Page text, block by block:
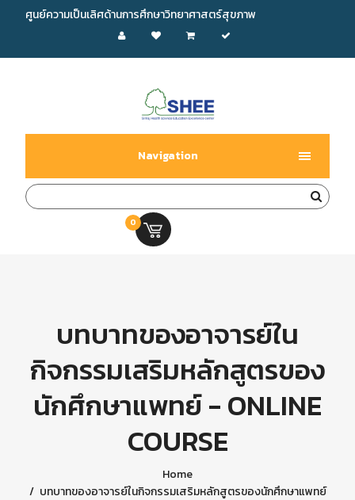
ศูนย์ความเป็นเลิศด้านการศึกษาวิทยาศาสตร์สุขภาพ
Navigation
0
บทบาทของอาจารย์ใน
กิจกรรมเสริมหลักสูตรของ
นักศึกษาแพทย์ - ONLINE
COURSE
Home
บทบาทของอาจารย์ในกิจกรรมเสริมหลักสูตรของนักศึกษาแพทย์